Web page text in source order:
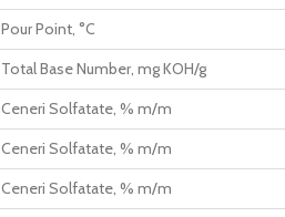
Pour Point, °C
Total Base Number, mg KOH/g
Ceneri Solfatate, % m/m
Ceneri Solfatate, % m/m
Ceneri Solfatate, % m/m